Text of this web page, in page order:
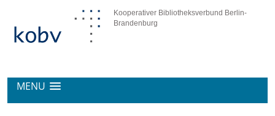
Kooperativer Bibliotheksverbund Berlin-
Brandenburg
MENU